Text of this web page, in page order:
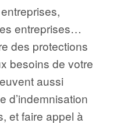
entreprises…
des protections
besoins de votre
aussi
d’indemnisation
et faire appel à